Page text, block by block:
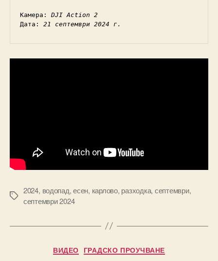
Камера: DJI Action 2
Дата: 21 септември 2024 г.
Tags
2024, водопад,есен, карлово, разходка, септември,
септември 2024
Categories
ВИДЕО ГРАДСКО ПРОУЧВАНЕ